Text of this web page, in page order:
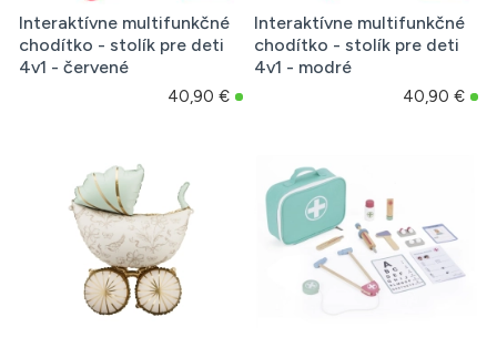
Interaktívne multifunkčné
chodítko - stolík pre deti
4v1 - červené
40,90 €
Interaktívne multifunkčné
chodítko - stolík pre deti
4v1 - modré
40,90 €